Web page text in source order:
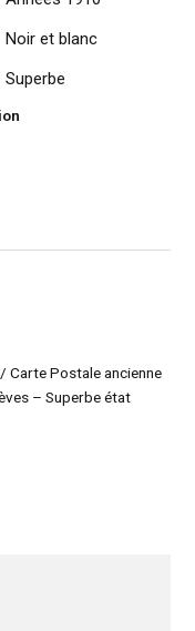
Noir et blanc
Superbe
Carte Postale ancienne
– Superbe état